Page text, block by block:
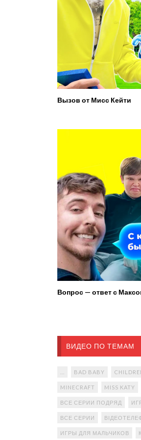
Вызов от Мисс Кейти
Вопрос — ответ с
ВИДЕО ПО ТЕМАМ
BAD BABY
MINECRAFT MISS KATY
ВСЕ СЕРИИ ПОДРЯД
ВСЕ СЕРИИ
ИГРЫ ДЛЯ МАЛЬЧИКОВ